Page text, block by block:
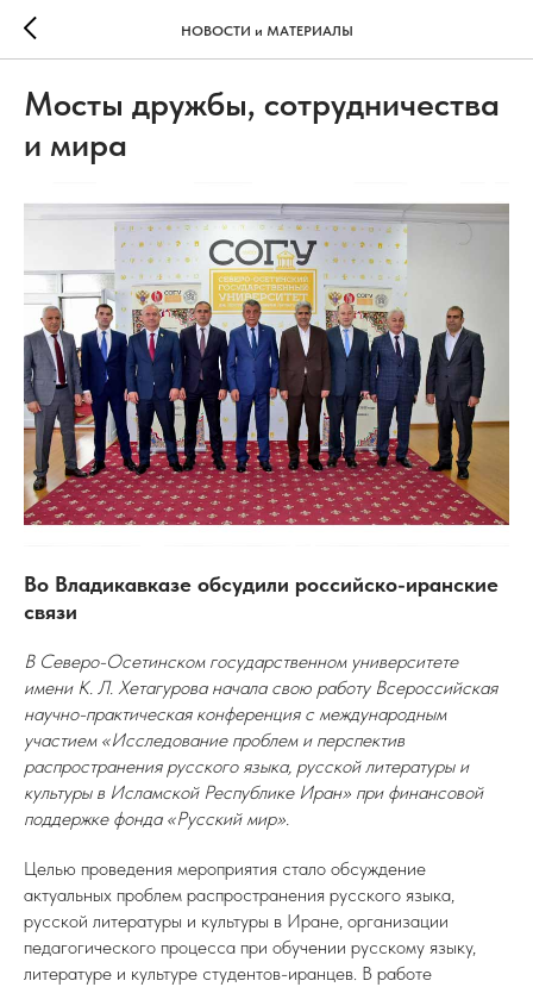
НОВОСТИ и МАТЕРИАЛЫ
Мосты дружбы, сотрудничества
и мира
Во Владикавказе обсудили российско-иранские
связи
В Северо-Осетинском государственном университете
имени К. Л. Хетагурова начала свою работу Всероссийская
научно-практическая конференция с международным
участием «Исследование проблем и перспектив
распространения русского языка, русской литературы и
культуры в Исламской Республике Иран» при финансовой
поддержке фонда «Русский мир».
Целью проведения мероприятия стало обсуждение
актуальных проблем распространения русского языка,
русской литературы и культуры в Иране, организации
педагогического процесса при обучении русскому языку,
литературе и культуре студентов-иранцев. В работе